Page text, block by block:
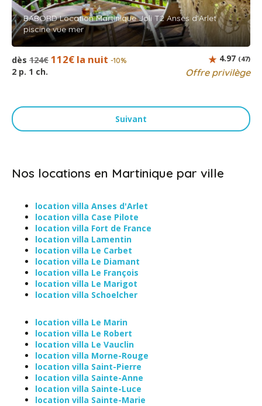
BABORD Location Martinique Joli T2 Anses d'Arlet
piscine vue mer
dès 124€ 112€ la nuit -10%
2 p. 1 ch. Offre privilège
4.97 (47)
Suivant
Nos locations en Martinique par ville
location villa Anses d'Arlet
location villa Case Pilote
location villa Fort de France
location villa Lamentin
location villa Le Carbet
location villa Le Diamant
location villa Le François
location villa Le Marigot
location villa Schoelcher
location villa Le Marin
location villa Le Robert
location villa Le Vauclin
location villa Morne-Rouge
location villa Saint-Pierre
location villa Sainte-Anne
location villa Sainte-Luce
location villa Sainte-Marie